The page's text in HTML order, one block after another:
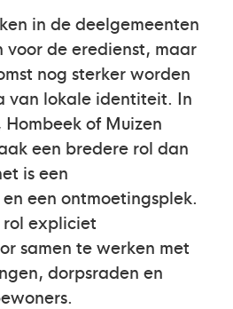
in de deelgemeenten
voor de eredienst, maar
nog sterker worden
van lokale identiteit. In
of Muizen
een bredere rol dan
is een
een ontmoetingsplek.
expliciet
samen te werken met
dorpsraden en